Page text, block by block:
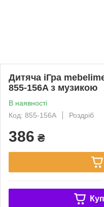
Дитяча іГра
855-156A з музикою
В наявності
Код: 855-156A
Роздріб
386 ₴